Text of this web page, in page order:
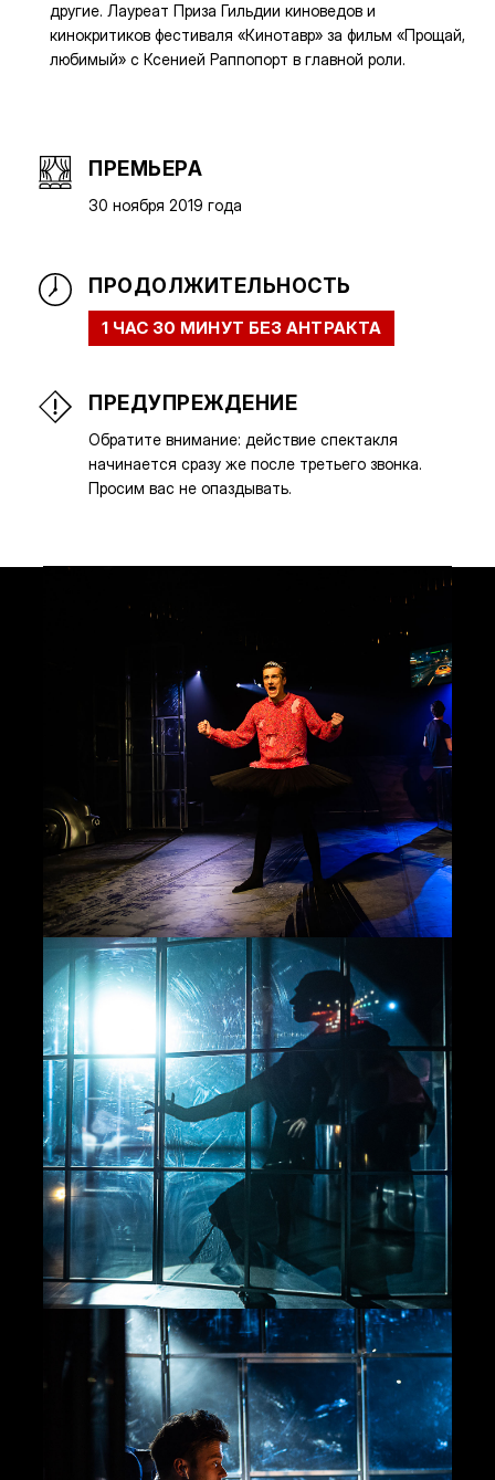
другие. Лауреат Приза Гильдии киноведов и
кинокритиков фестиваля «Кинотавр» за фильм «Прощай,
любимый» с Ксенией Раппопорт в главной роли.
ПРЕМЬЕРА
30 ноября 2019 года
ПРОДОЛЖИТЕЛЬНОСТЬ
1 ЧАС 30 МИНУТ БЕЗ АНТРАКТА
ПРЕДУПРЕЖДЕНИЕ
Обратите внимание: действие спектакля
начинается сразу же после третьего звонка.
Просим вас не опаздывать.